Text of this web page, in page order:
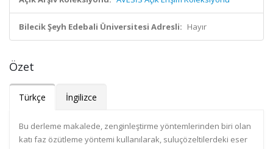
Bilecik Şeyh Edebali Üniversitesi Adresli: Hayır
Özet
Türkçe İngilizce
Bu derleme makalede, zenginleştirme yöntemlerinden biri olan
katı faz özütleme yöntemi kullanılarak, suluçözeltilerdeki eser